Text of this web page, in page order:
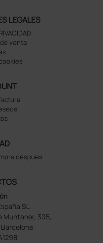
LEGALES
venta
despues
SL
Muntaner, 305,
Barcelona